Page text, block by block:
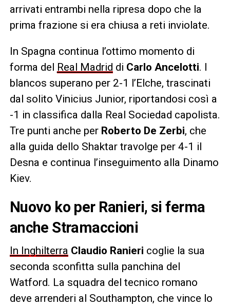
arrivati entrambi nella ripresa dopo che la
prima frazione si era chiusa a reti inviolate.
In Spagna continua l’ottimo momento di
forma del Real Madrid di Carlo Ancelotti. I
blancos superano per 2-1 l’Elche, trascinati
dal solito Vinicius Junior, riportandosi così a
-1 in classifica dalla Real Sociedad capolista.
Tre punti anche per Roberto De Zerbi, che
alla guida dello Shaktar travolge per 4-1 il
Desna e continua l’inseguimento alla Dinamo
Kiev.
Nuovo ko per Ranieri, si ferma
anche Stramaccioni
In Inghilterra Claudio Ranieri coglie la sua
seconda sconfitta sulla panchina del
Watford. La squadra del tecnico romano
deve arrenderi al Southampton, che vince lo